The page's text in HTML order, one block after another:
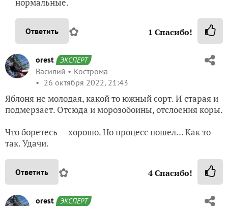
Ответить ✿ 1 Спасибо!
orest ЭКСПЕРТ
Василий
Кострома
26 октября 2022, 21:43
Яблоня не молодая, какой то южный сорт. И старая и
подмерзает. Отсюда и морозобоины, отслоения коры.
Что боретесь — хорошо. Но процесс пошел… Как то
так. Удачи.
Ответить ✿ 4Спасибо!
orest ЭКСПЕРТ